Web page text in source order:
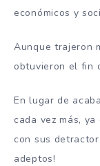
económicos y
Aunque trajeron
obtuvieron el fin
En lugar de
cada vez más,
con sus
adeptos!